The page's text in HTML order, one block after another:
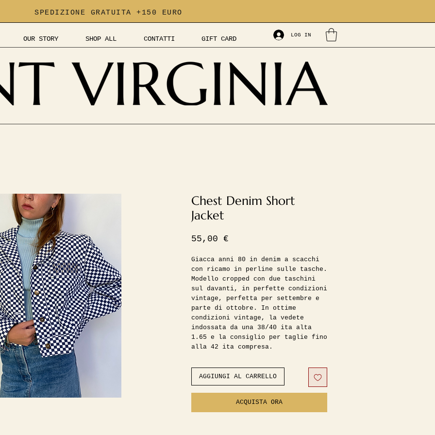
SPEDIZIONE GRATUITA +150 EURO
OUR STORY SHOP ALL CONTATTI GIFT CARD
LOG IN
Chest Denim Short
Jacket
55,00 €
Giacca anni 80 in denim a scacchi
con ricamo in perline sulle tasche.
Modello cropped con due taschini
sul davanti, in perfette condizioni
vintage, perfetta per settembre e
parte di ottobre. In ottime
condizioni vintage, la vedete
indossata da una 38/40 ita alta
1.65 e la consiglio per taglie fino
alla 42 ita compresa.
Composizione 100% cotone
Misure:
AGGIUNGI AL CARRELLO
ACQUISTA ORA